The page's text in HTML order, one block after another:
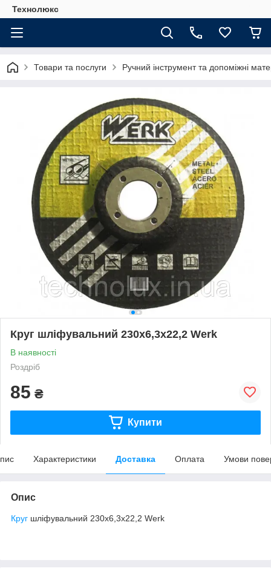
Технолюкс
Товари та послуги Ручний інструмент та допоміжні
Круг шліфувальний 230х6,3х22,2 Werk
В наявності
Роздріб
85 ₴
Купити
Характеристики Доставка Оплата Умови
Опис
Круг шліфувальний 230х6,3х22,2 Werk